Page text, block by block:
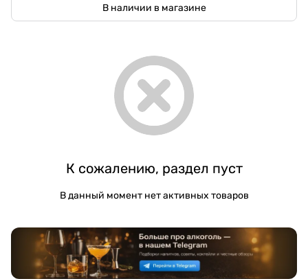
В наличии в магазине
К сожалению, раздел пуст
В данный момент нет активных товаров